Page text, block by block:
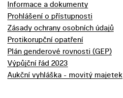
Informace a dokumenty
Prohlášení o přístupnosti
Zásady ochrany osobních údajů
Protikorupční opatření
Plán genderové rovnosti (GEP)
Výpůjční řád 2023
Aukční vyhláška - movitý majetek